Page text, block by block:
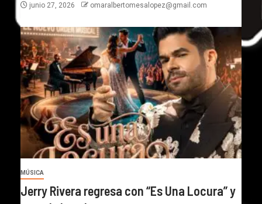
junio 27, 2026 omaralbertomesalopez@gmail.com
MÚSICA
Jerry Rivera regresa con “Es Una Locura” y